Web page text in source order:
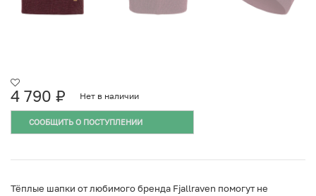
4 790 ₽ Нет в наличии
СООБЩИТЬ О ПОСТУПЛЕНИИ
Тёплые шапки от любимого бренда Fjallraven помогут не